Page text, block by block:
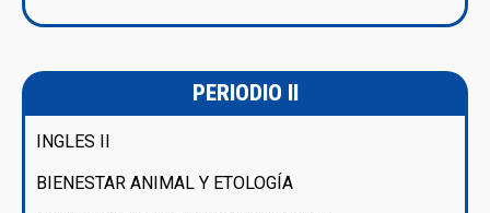
PERIODIO II
INGLES II
BIENESTAR ANIMAL Y ETOLOGÍA